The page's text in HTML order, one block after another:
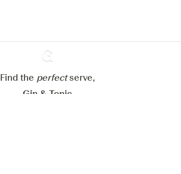
Ginventory
Find the perfectserve,
Gin & Tonic
Alle Cookies akzeptieren